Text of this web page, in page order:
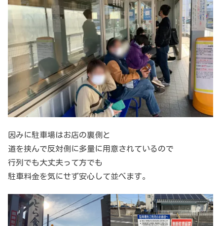
因みに駐車場はお店の裏側と
道を挟んで反対側に多量に用意されているので
行列でも大丈夫って方でも
駐車料金を気にせず安心して並べます。